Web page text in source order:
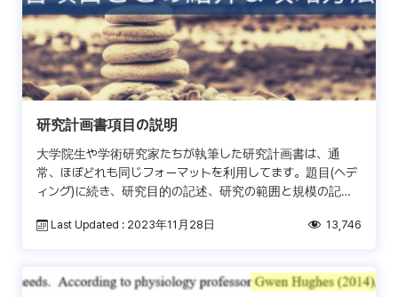
研究計画書項目の説明
大学院生や学術研究家たちが執筆した研究計画書は、通
常、ほぼどれも同じフォーマットを利用してます。題目(ヘデ
ィング)に続き、研究目的の記述、研究の範囲と規模の記
の各項目 […]
Last Updated : 2023年11月28日 13,746